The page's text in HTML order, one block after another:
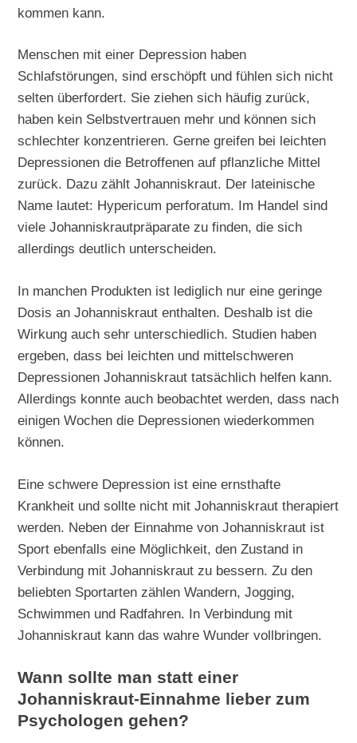
kommen kann.
Menschen mit einer Depression haben
Schlafstörungen, sind erschöpft und fühlen sich nicht
selten überfordert. Sie ziehen sich häufig zurück,
haben kein Selbstvertrauen mehr und können sich
schlechter konzentrieren. Gerne greifen bei leichten
Depressionen die Betroffenen auf pflanzliche Mittel
zurück. Dazu zählt Johanniskraut. Der lateinische
Name lautet: Hypericum perforatum. Im Handel sind
viele Johanniskrautpräparate zu finden, die sich
allerdings deutlich unterscheiden.
In manchen Produkten ist lediglich nur eine geringe
Dosis an Johanniskraut enthalten. Deshalb ist die
Wirkung auch sehr unterschiedlich. Studien haben
ergeben, dass bei leichten und mittelschweren
Depressionen Johanniskraut tatsächlich helfen kann.
Allerdings konnte auch beobachtet werden, dass nach
einigen Wochen die Depressionen wiederkommen
können.
Eine schwere Depression ist eine ernsthafte
Krankheit und sollte nicht mit Johanniskraut therapiert
werden. Neben der Einnahme von Johanniskraut ist
Sport ebenfalls eine Möglichkeit, den Zustand in
Verbindung mit Johanniskraut zu bessern. Zu den
beliebten Sportarten zählen Wandern, Jogging,
Schwimmen und Radfahren. In Verbindung mit
Johanniskraut kann das wahre Wunder vollbringen.
Wann sollte man statt einer
Johanniskraut-Einnahme lieber zum
Psychologen gehen?